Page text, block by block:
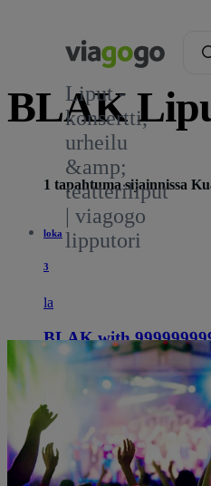
Liput -
konsertti,
urheilu
&amp;
teatteriliput
| viagogo
lipputori
BLAK
1 tapahtuma sijainnissa
loka
3
la
BLAK with
Kuala Lumpur,
The Arch Galeries